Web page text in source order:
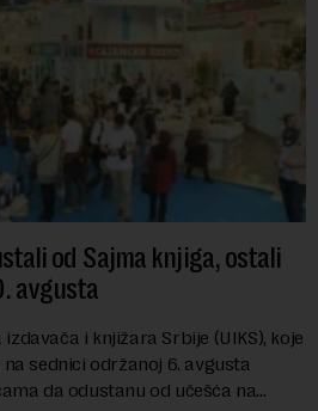
od Sajma knjiga, ostali
avgusta
i knjižara Srbije (UIKS), koje
sednici održanoj 6. avgusta
da odustanu od učešća na